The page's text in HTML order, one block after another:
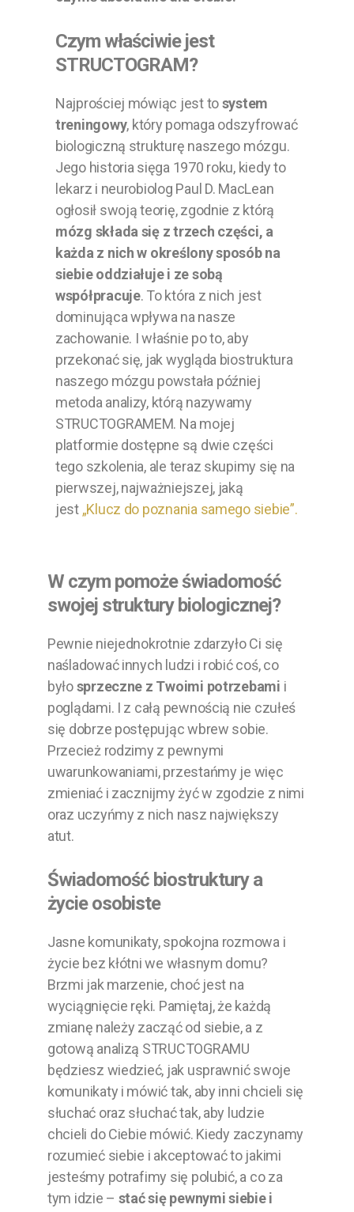
Czym właściwie jest
STRUCTOGRAM?
Najprościej mówiąc jest tosystem
treningowy, który pomaga odszyfrować
biologiczną strukturę naszego mózgu.
Jego historia sięga 1970 roku, kiedy to
lekarz i neurobiolog Paul D. MacLean
ogłosił swoją teorię, zgodnie z którą
mózg składa się z trzech części, a
każda z nich w określony sposób na
siebie oddziałuje i ze sobą
współpracuje. To która z nich jest
dominująca wpływa na nasze
zachowanie. I właśnie po to, aby
przekonać się, jak wygląda biostruktura
naszego mózgu powstała później
metoda analizy, którą nazywamy
STRUCTOGRAMEM. Na mojej
platformie dostępne są dwie części
tego szkolenia, ale teraz skupimy się na
pierwszej, najważniejszej, jaką
jest „Klucz do poznania samego siebie”.
W czym pomoże świadomość
swojej struktury biologicznej?
Pewnie niejednokrotnie zdarzyło Ci się
naśladować innych ludzi i robić coś, co
byłosprzeczne z Twoimi potrzebami i
poglądami. I z całą pewnością nie czułeś
się dobrze postępując wbrew sobie.
Przecież rodzimy z pewnymi
uwarunkowaniami, przestańmy je więc
zmieniać i zacznijmy żyć w zgodzie z nimi
oraz uczyńmy z nich nasz największy
atut.
Świadomość biostruktury a
życie osobiste
Jasne komunikaty, spokojna rozmowa i
życie bez kłótni we własnym domu?
Brzmi jak marzenie, choć jest na
wyciągnięcie ręki. Pamiętaj, że każdą
zmianę należy zacząć od siebie, a z
gotową analizą STRUCTOGRAMU
będziesz wiedzieć, jak usprawnić swoje
komunikaty i mówić tak, aby inni chcieli się
słuchać oraz słuchać tak, aby ludzie
chcieli do Ciebie mówić. Kiedy zaczynamy
rozumieć siebie i akceptować to jakimi
jesteśmy potrafimy się polubić, a co za
tym idzie – stać się pewnymi siebie i